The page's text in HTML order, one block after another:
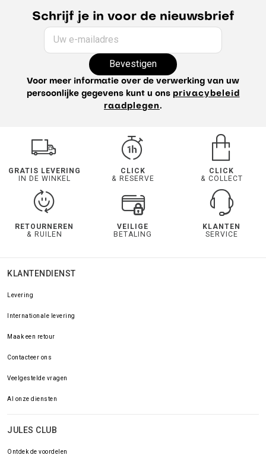
Schrijf je in voor de nieuwsbrief
Uw e-mailadres
Bevestigen
Voor meer informatie over de verwerking van uw
persoonlijke gegevens kunt u ons privacybeleid
raadplegen.
GRATIS LEVERING
IN DE WINKEL
CLICK
& RESERVE
CLICK
& COLLECT
RETOURNEREN
& RUILEN
VEILIGE
BETALING
KLANTEN
SERVICE
KLANTENDIENST
Levering
Internationale levering
Maak een retour
Contacteer ons
Veelgestelde vragen
Al onze diensten
JULES CLUB
Ontdek de voordelen